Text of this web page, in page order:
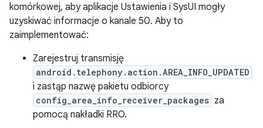
komórkowej, aby aplikacje Ustawienia i SysUI mogły
uzyskiwać informacje o kanale 50. Aby to
zaimplementować:
Zarejestruj transmisję
android.telephony.action.AREA_INFO_UPDATED
i zastąp nazwę pakietu odbiorcy
config_area_info_receiver_packages za
pomocą nakładki RRO.